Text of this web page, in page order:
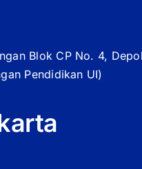
Blok CP No. 4,
Pendidikan UI)